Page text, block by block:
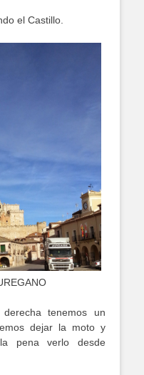
el Castillo.
tenemos un
dejar la moto y
pena verlo desde